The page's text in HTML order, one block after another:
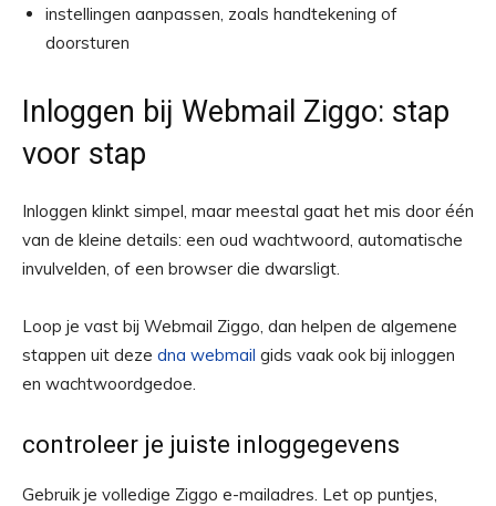
instellingen aanpassen, zoals handtekening of
doorsturen
Inloggen bij Webmail Ziggo: stap
voor stap
Inloggen klinkt simpel, maar meestal gaat het mis door één
van de kleine details: een oud wachtwoord, automatische
invulvelden, of een browser die dwarsligt.
Loop je vast bij Webmail Ziggo, dan helpen de algemene
stappen uit deze dna webmail gids vaak ook bij inloggen
en wachtwoordgedoe.
controleer je juiste inloggegevens
Gebruik je volledige Ziggo e-mailadres. Let op puntjes,